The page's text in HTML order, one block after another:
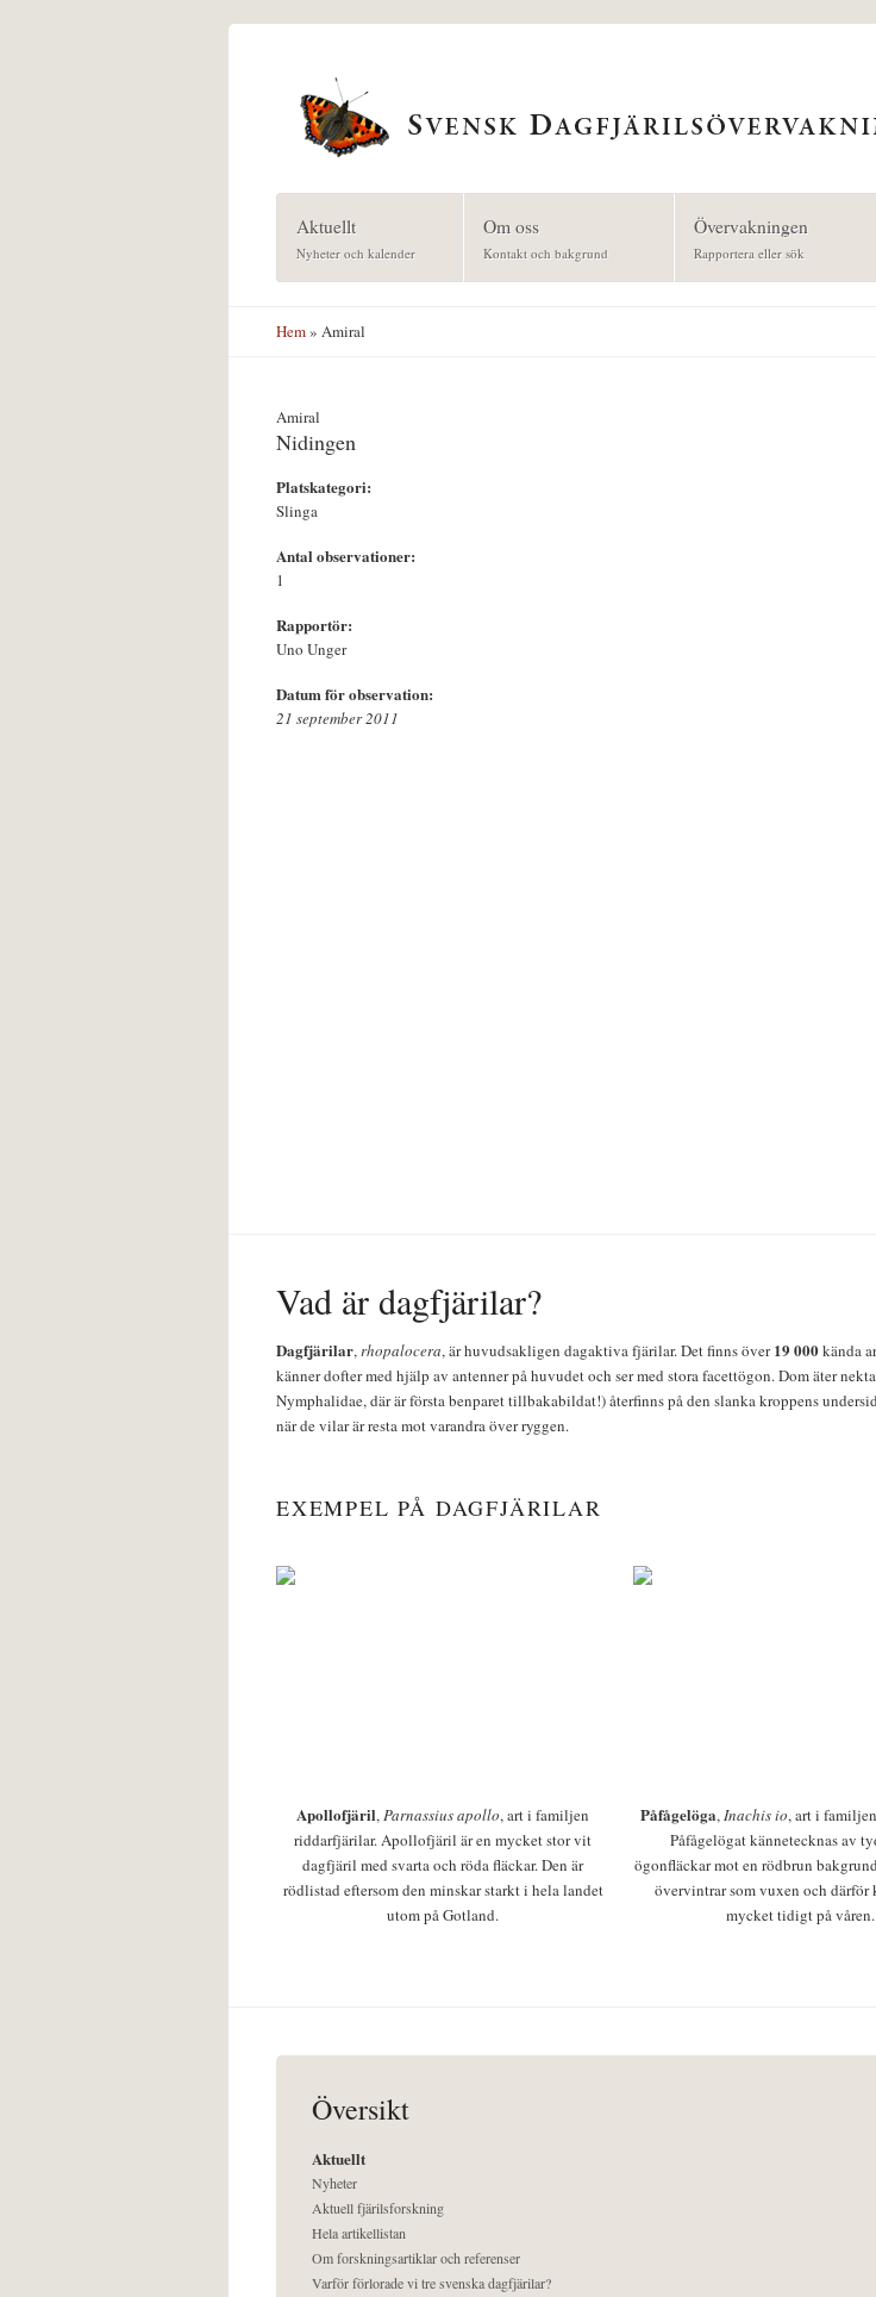
Aktuellt
Nyheter och kalender
Om oss
Kontakt och bakgrund
Övervakningen
Rapportera eller sök
Hem» Amiral
Amiral
Nidingen
Platskategori:
Slinga
Antal observationer:
1
Rapportör:
Uno Unger
Datum för observation:
21 september 2011
Vad är dagfjärilar?
Dagfjärilar,rhopalocera, är huvudsakligen dagaktiva fjärilar. Det finns över19 000kända
känner dofter med hjälp av antenner på huvudet och ser med stora facettögon. Dom äter
Nymphalidae, där är första benparet tillbakabildat!) återfinns på den slanka kroppens
när de vilar är resta mot varandra över ryggen.
EXEMPEL PÅ DAGFJÄRILAR
Apollofjäril,Parnassius apollo, art i familjen
riddarfjärilar. Apollofjäril är en mycket stor vit
dagfjäril med svarta och röda fläckar. Den är
rödlistad eftersom den minskar starkt i hela landet
utom på Gotland.
Påfågelöga,Inachis io, art i
Påfågelögat kännetecknas av
ögonfläckar mot en rödbrun
övervintrar som vuxen och därför
mycket tidigt på våren.
Översikt
Aktuellt
Nyheter
Aktuell fjärilsforskning
Hela artikellistan
Om forskningsartiklar och referenser
Varför förlorade vi tre svenska dagfjärilar?